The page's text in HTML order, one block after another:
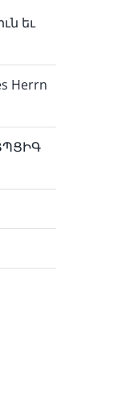
եւ
Herrn